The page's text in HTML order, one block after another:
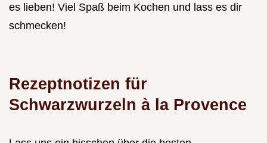
es lieben! Viel Spaß beim Kochen und lass es dir
schmecken!
Rezeptnotizen für
Schwarzwurzeln à la Provence